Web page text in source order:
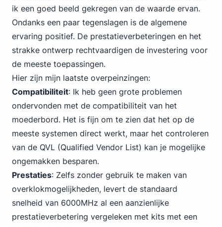
ik een goed beeld gekregen van de waarde ervan.
Ondanks een paar tegenslagen is de algemene
ervaring positief. De prestatieverbeteringen en het
strakke ontwerp rechtvaardigen de investering voor
de meeste toepassingen.
Hier zijn mijn laatste overpeinzingen:
Compatibiliteit: Ik heb geen grote problemen
ondervonden met de compatibiliteit van het
moederbord. Het is fijn om te zien dat het op de
meeste systemen direct werkt, maar het controleren
van de QVL (Qualified Vendor List) kan je mogelijke
ongemakken besparen.
Prestaties: Zelfs zonder gebruik te maken van
overklokmogelijkheden, levert de standaard
snelheid van 6000MHz al een aanzienlijke
prestatieverbetering vergeleken met kits met een